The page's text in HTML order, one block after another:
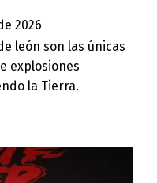
2026
león son las únicas
explosiones
la Tierra.